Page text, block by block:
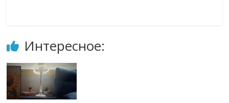
Интересное: